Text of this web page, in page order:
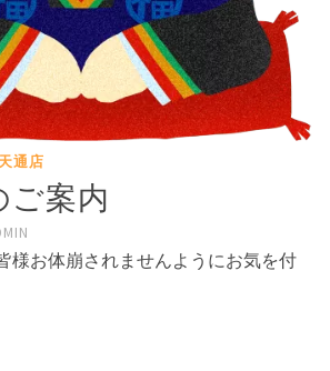
通店
ご案内
様お体崩されませんようにお気を付